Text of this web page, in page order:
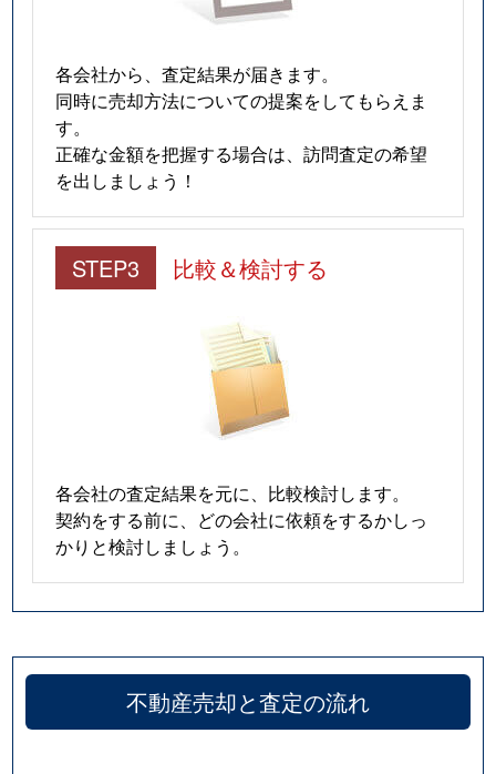
各会社から、査定結果が届きます。
同時に売却方法についての提案をしてもらえま
す。
正確な金額を把握する場合は、訪問査定の希望
を出しましょう！
STEP3 比較＆検討する
各会社の査定結果を元に、比較検討します。
契約をする前に、どの会社に依頼をするかしっ
かりと検討しましょう。
不動産売却と査定の流れ